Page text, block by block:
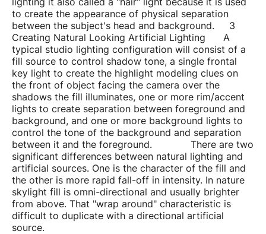
to create the appearance of physical separation
between the subject's head and background. 3
Creating Natural Looking Artificial Lighting A
typical studio lighting configuration will consist of a
fill source to control shadow tone, a single frontal
key light to create the highlight modeling clues on
the front of object facing the camera over the
shadows the fill illuminates, one or more rim/accent
lights to create separation between foreground and
background, and one or more background lights to
control the tone of the background and separation
between it and the foreground. There are two
significant differences between natural lighting and
artificial sources. One is the character of the fill and
the other is more rapid fall-off in intensity. In nature
skylight fill is omni-directional and usually brighter
from above. That "wrap around" characteristic is
difficult to duplicate with a directional artificial
source.